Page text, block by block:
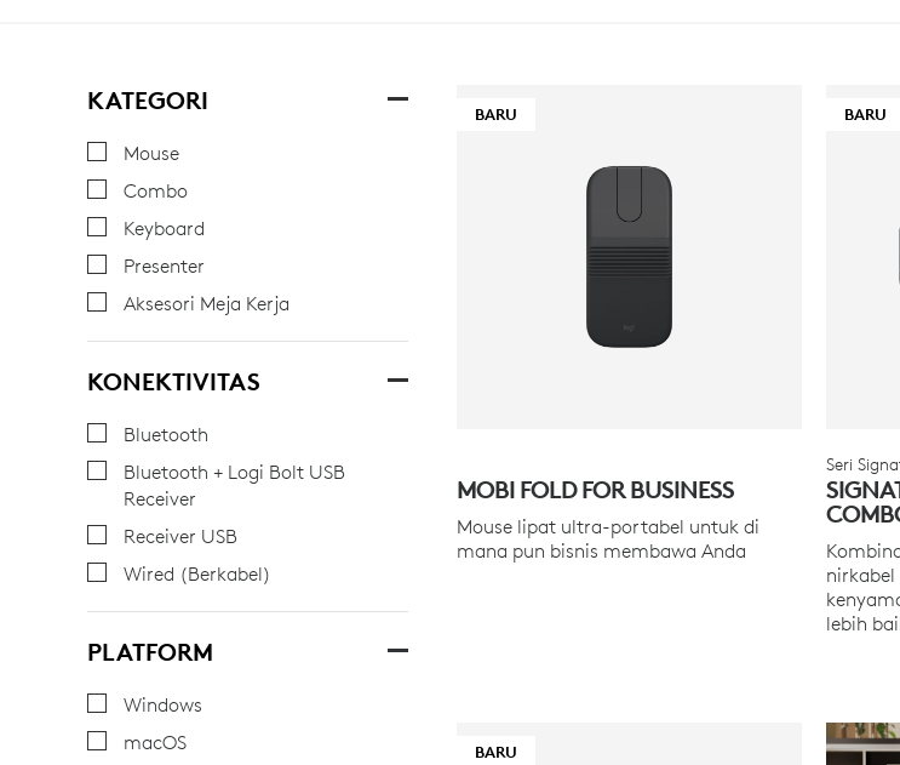
KATEGORI
Mouse
Combo
Keyboard
Presenter
Aksesori Meja Kerja
KONEKTIVITAS
Bluetooth
Bluetooth + Logi Bolt USB
Receiver
Receiver USB
Wired (Berkabel)
PLATFORM
Windows
macOS
BARU
MOBI FOLD FOR BUSINESS
Mouse lipat ultra-portabel untuk di
mana pun bisnis membawa Anda
BARU
Seri
lebih
BARU